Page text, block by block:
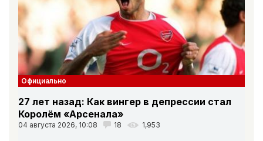
Официально
27 лет назад: Как вингер в депрессии стал
Королём «Арсенала»
04 августа 2026, 10:08 18 1,953